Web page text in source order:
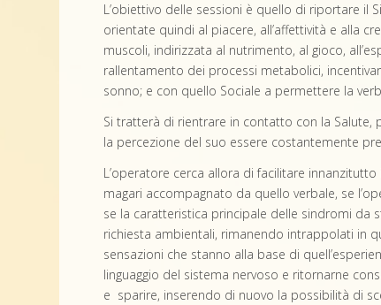
L’obiettivo delle sessioni è quello di riportare il
orientate quindi al piacere, all’affettività e alla
muscoli, indirizzata al nutrimento, al gioco,
rallentamento dei processi metabolici,
sonno; e con quello Sociale a permettere la
Si tratterà di rientrare in contatto con la Salute,
la percezione del suo essere costantemente
L’operatore cerca allora di facilitare
magari accompagnato da quello verbale, se
se la caratteristica principale delle sindromi da
richiesta ambientali, rimanendo intrappolati in
sensazioni che stanno alla base di
linguaggio del sistema nervoso e ritornarne
e sparire, inserendo di nuovo la possibilità di